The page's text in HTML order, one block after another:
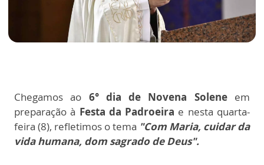
Chegamos ao 6° dia de Novena Soleneem
preparação à Festa da Padroeira e nesta quarta-
feira (8), refletimos o tema "Com Maria, cuidar da
vida humana, dom sagrado de Deus".